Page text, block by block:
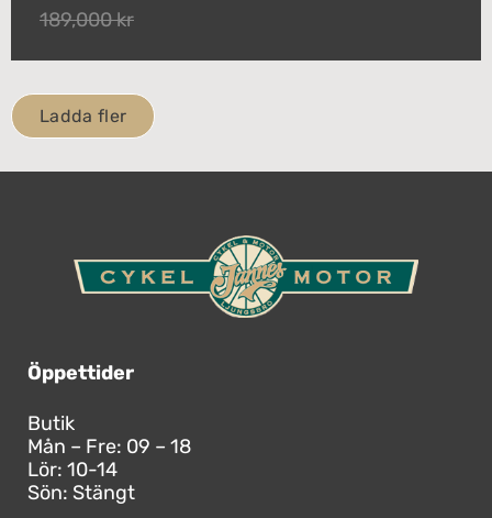
189,000 kr
Ladda fler
Öppettider
Butik
Mån – Fre: 09 – 18
Lör: 10-14
Sön: Stängt